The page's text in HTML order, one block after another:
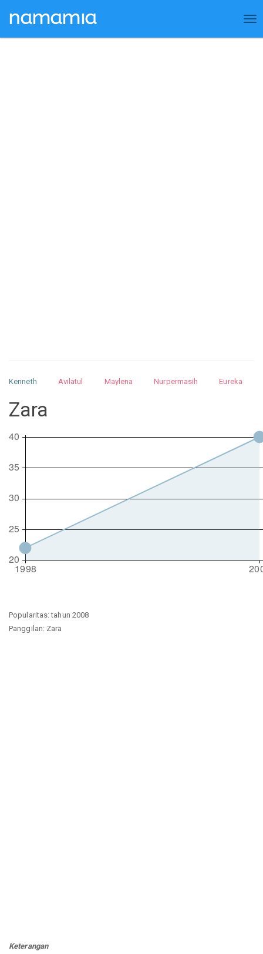
Kenneth Avilatul Maylena Nurpermasih
Eureka
Nurhilman
Zara
Popularitas: tahun 2008
Panggilan: Zara
Keterangan